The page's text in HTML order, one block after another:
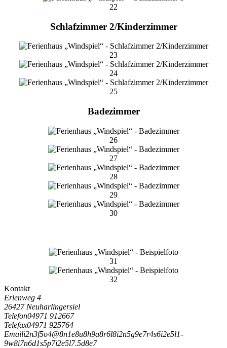
22
Schlafzimmer 2/Kinderzimmer
23
24
25
Badezimmer
26
27
28
29
30
31
32
Kontakt
Erlenweg 4
26427 Neuharlingersiel
Telefon04971 912667
Telefax04971 925764
Emaili2n3f5o4@8n1e8u8h9a8r6l8i2n5g9e7r4s6i2e5l1-
9w8i7n6d1s5p7i2e5l7.5d8e7